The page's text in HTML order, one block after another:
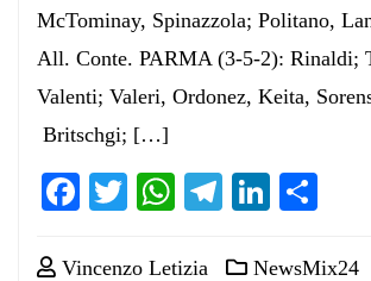
McTominay, Spinazzola; Politano,
All. Conte. PARMA (3-5-2): Rinaldi;
Valenti; Valeri, Ordonez, Keita,
Britschgi; […]
Facebook
TwitterWhatsApp
Telegram
Vincenzo Letizia NewsMix24